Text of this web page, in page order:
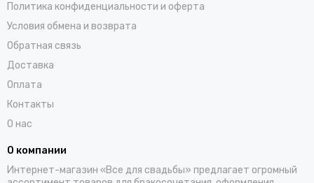
Политика конфиденциальности и оферта
Условия обмена и возврата
Обратная связь
Доставка
Оплата
Контакты
О нас
О компании
Интернет-магазин «Все для свадьбы» предлагает огромный